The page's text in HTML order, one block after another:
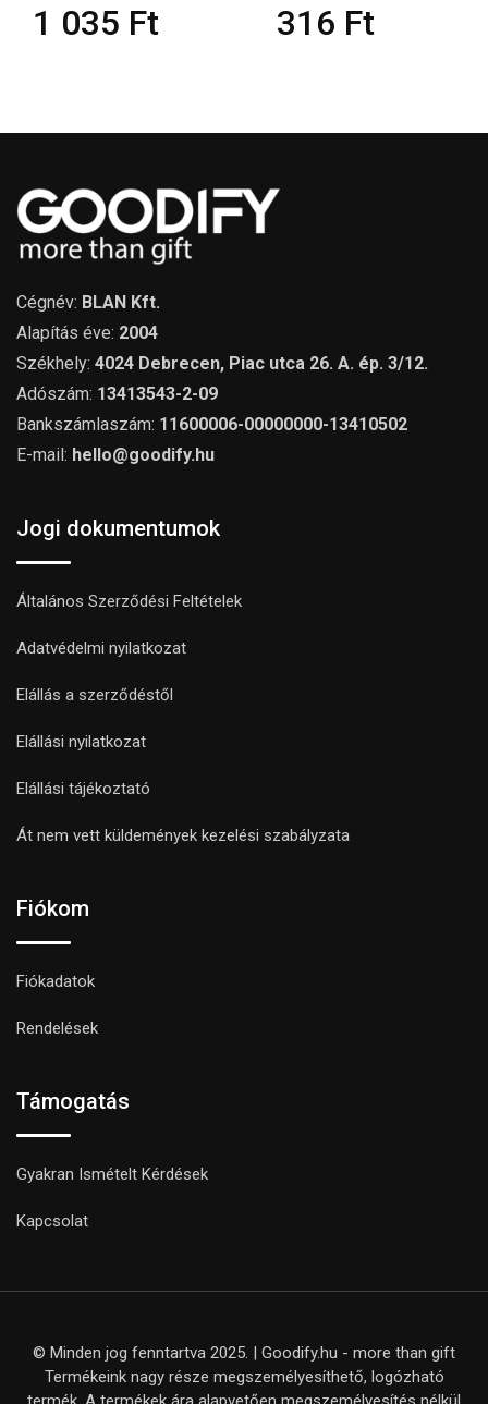
1 035 Ft 316 Ft
Cégnév: BLAN Kft.
Alapítás éve: 2004
Székhely: 4024 Debrecen, Piac utca 26. A. ép. 3/12.
Adószám: 13413543-2-09
Bankszámlaszám: 11600006-00000000-13410502
E-mail: hello@goodify.hu
Jogi dokumentumok
Általános Szerződési Feltételek
Adatvédelmi nyilatkozat
Elállás a szerződéstől
Elállási nyilatkozat
Elállási tájékoztató
Át nem vett küldemények kezelési szabályzata
Fiókom
Fiókadatok
Rendelések
Támogatás
Gyakran Ismételt Kérdések
Kapcsolat
© Minden jog fenntartva 2025. | Goodify.hu - more than gift
Termékeink nagy része megszemélyesíthető, logózható